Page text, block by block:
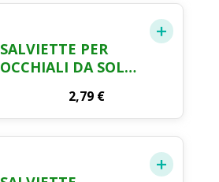
SALVIETTE PER
OCCHIALI DA SOLE
2,79 €